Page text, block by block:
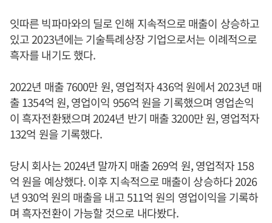
잇따른 빅파마와의 딜로 인해 지속적으로 매출이 상승하고
있고 2023년에는 기술특례상장 기업으로서는 이례적으로
흑자를 내기도 했다.
2022년 매출 7600만 원, 영업적자 436억 원에서 2023년 매
출 1354억 원, 영업이익 956억 원을 기록했으며 영업손익
이 흑자전환됐으며 2024년 반기 매출 3200만 원, 영업적자
132억 원을 기록했다.
당시 회사는 2024년 말까지 매출 269억 원, 영업적자 158
억 원을 예상했다. 이후 지속적으로 매출이 상승하다 2026
년 930억 원의 매출을 내고 511억 원의 영업이익을 기록하
며 흑자전환이 가능할 것으로 내다봤다.